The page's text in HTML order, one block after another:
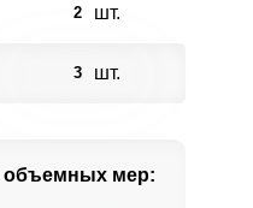
2 шт.
3 шт.
объемных мер: